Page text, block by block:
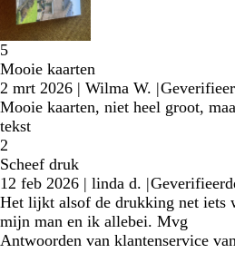
5
Mooie kaarten
2 mrt 2026 | Wilma W. |
Mooie kaarten, niet heel groot,
tekst
2
Scheef druk
12 feb 2026 | linda d. |
Het lijkt alsof de drukking net iets
mijn man en ik allebei. Mvg
Antwoorden van klantenservice